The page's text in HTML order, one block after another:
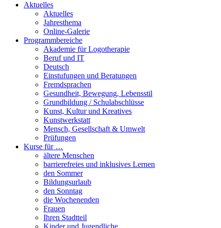
Aktuelles
Aktuelles
Jahresthema
Online-Galerie
Programmbereiche
Akademie für Logotherapie
Beruf und IT
Deutsch
Einstufungen und Beratungen
Fremdsprachen
Gesundheit, Bewegung, Lebensstil
Grundbildung / Schulabschlüsse
Kunst, Kultur und Kreatives
Kunstwerkstatt
Mensch, Gesellschaft & Umwelt
Prüfungen
Kurse für …
ältere Menschen
barrierefreies und inklusives Lernen
den Sommer
Bildungsurlaub
den Sonntag
die Wochenenden
Frauen
Ihren Stadtteil
Kinder und Jugendliche